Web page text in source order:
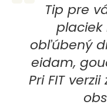
Tip pre
obľúbený
eidam,
Pri FIT